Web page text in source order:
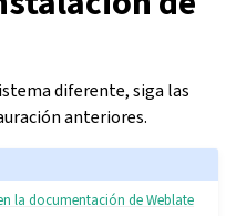
diferente, siga las
anteriores.
la documentación de Weblate